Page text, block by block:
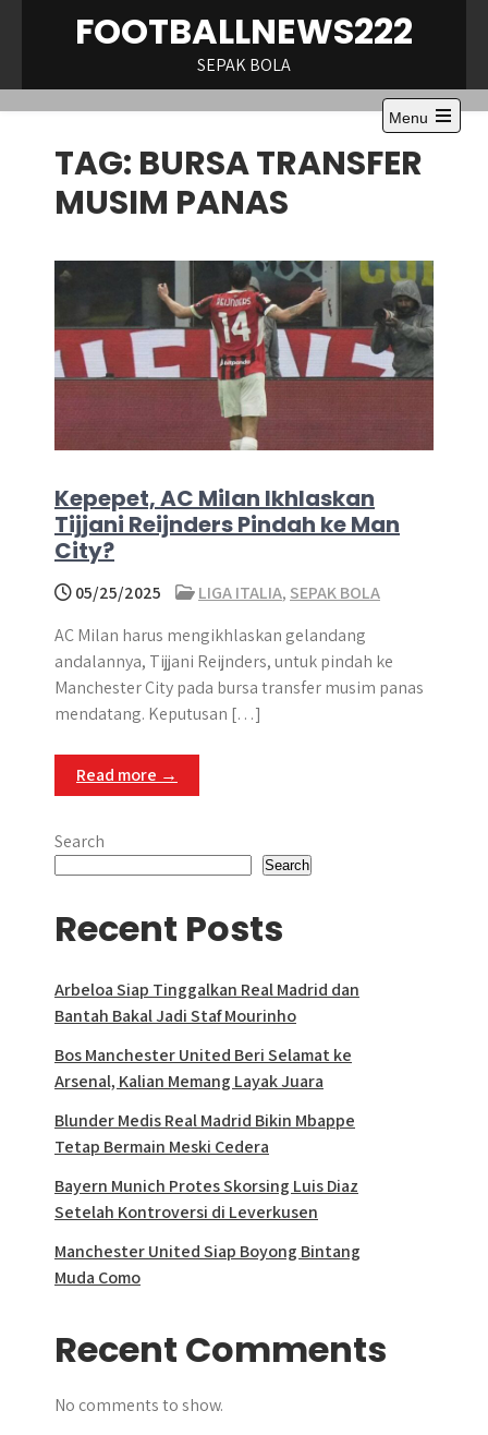
FOOTBALLNEWS222
SEPAK BOLA
Menu
Open
TAG: BURSA TRANSFER
MUSIM PANAS
Kepepet, AC Milan Ikhlaskan
Tijjani Reijnders Pindah ke Man
City?
05/25/2025 LIGA ITALIA, SEPAK BOLA
AC Milan harus mengikhlaskan gelandang
andalannya, Tijjani Reijnders, untuk pindah ke
Manchester City pada bursa transfer musim panas
mendatang. Keputusan […]
Read more →
Search
Search
Recent Posts
Arbeloa Siap Tinggalkan Real Madrid dan
Bantah Bakal Jadi Staf Mourinho
Bos Manchester United Beri Selamat ke
Arsenal, Kalian Memang Layak Juara
Blunder Medis Real Madrid Bikin Mbappe
Tetap Bermain Meski Cedera
Bayern Munich Protes Skorsing Luis Diaz
Setelah Kontroversi di Leverkusen
Manchester United Siap Boyong Bintang
Muda Como
Recent Comments
No comments to show.